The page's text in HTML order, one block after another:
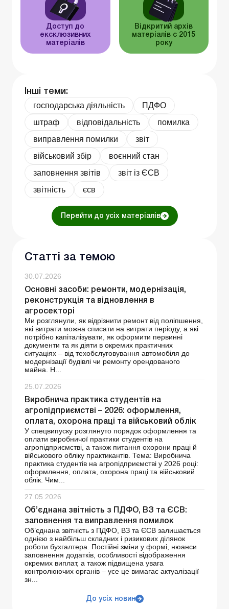
Доступ до
ексклюзивних
матеріалів
Відкритий архів
матеріалів c 2015
року
Інші теми:
господарська діяльність
ПДФО
штраф
відповідальність
помилка
виправлення помилки
звіт
військовий збір
воєнний стан
заповнення звітів
звіт із ЄСВ
звітність
єсв
Перейти до усіх матеріалів
Статті за темою
30.07.2026
Основні засоби: ремонти, модернізація,
реконструкція та відновлення в
агросекторі
Ми розглянули, як відрізнити ремонт від поліпшення,
які витрати можна списати на витрати періоду, а які
потрібно капіталізувати, як оформити первинні
документи та як діяти в окремих практичних
ситуаціях – від техобслуговування автомобіля до
модернізації будівлі чи ремонту орендованого
майна. Н...
25.07.2026
Виробнича практика студентів на
агропідприємстві – 2026: оформлення,
оплата, охорона праці та військовий облік
У спецвипуску розглянуто порядок оформлення та
оплати виробничої практики студентів на
агропідприємстві, а також питання охорони праці й
військового обліку практикантів. Тема: Виробнича
практика студентів на агропідприємстві у 2026 році:
оформлення, оплата, охорона праці та військовий
облік. Чим...
27.05.2026
Об’єднана звітність з ПДФО, ВЗ та ЄСВ:
заповнення та виправлення помилок
Об’єднана звітність з ПДФО, ВЗ та ЄСВ залишається
однією з найбільш складних і ризикових ділянок
роботи бухгалтера. Постійні зміни у формі, нюанси
заповнення додатків, особливості відображення
окремих виплат, а також підвищена увага
контролюючих органів – усе це вимагає актуалізації
зн...
До усіх новин